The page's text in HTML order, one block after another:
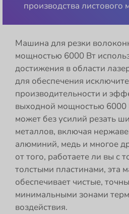
производства листового
Машина для резки
мощностью 6000 Вт
достижения в области
для обеспечения
производительности и
выходной мощностью 6000
может без усилий резать
металлов, включая
алюминий, медь и многое
от того, работаете ли вы с
толстыми пластинами, эта
обеспечивает чистые,
минимальными зонами
воздействия.